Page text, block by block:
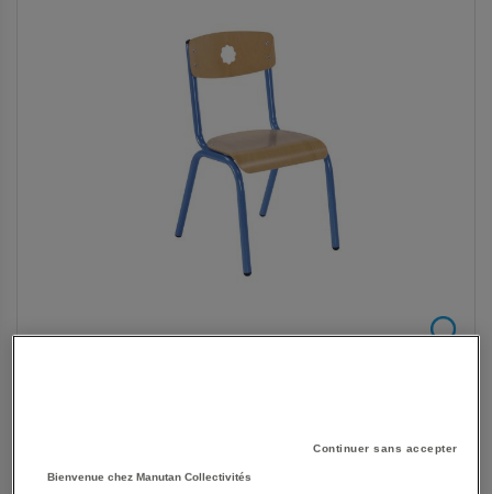
SKIP
Les avantages
Continuer sans accepter
Bienvenue chez Manutan Collectivités